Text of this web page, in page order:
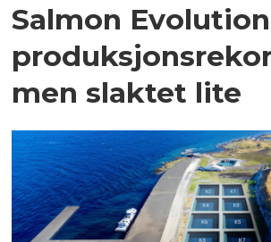
Salmon
men slaktet lite